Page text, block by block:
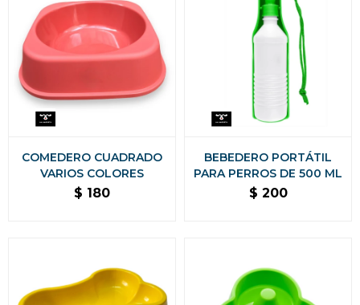
COMEDERO CUADRADO
VARIOS COLORES
$ 180
BEBEDERO PORTÁTIL
PARA PERROS DE 500 ML
$ 200